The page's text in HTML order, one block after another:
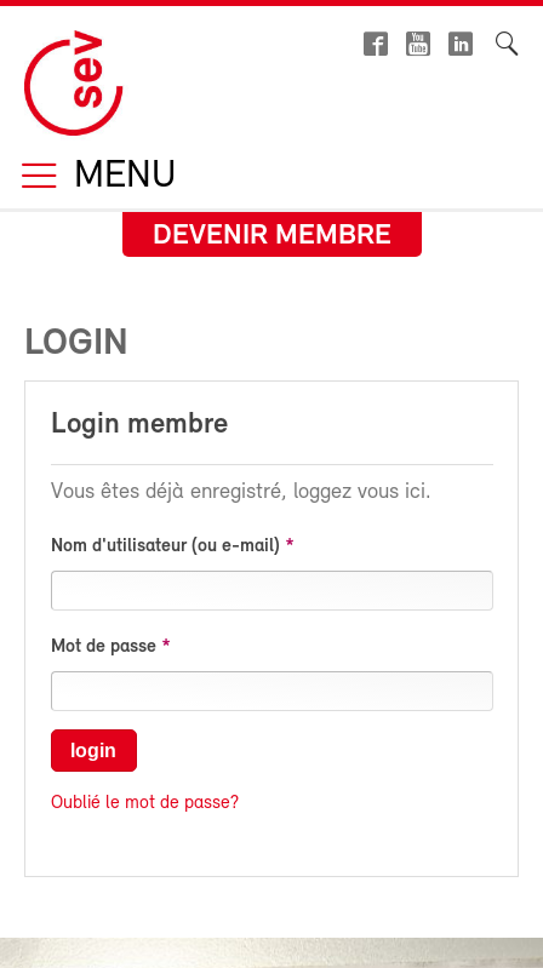
MENU
DEVENIR MEMBRE
LOGIN
Login membre
Vous êtes déjà enregistré, loggez vous ici.
Nom d'utilisateur (ou e-mail)
Mot de passe
login
Oublié le mot de passe?